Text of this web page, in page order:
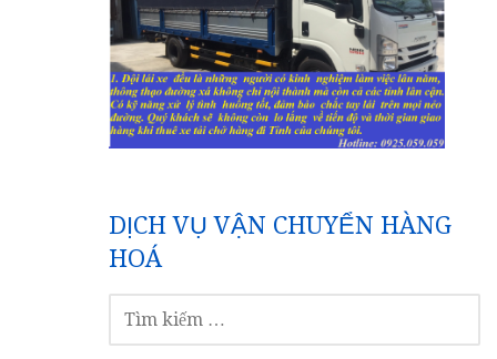
DỊCH VỤ VẬN CHUYỂN HÀNG
HOÁ
KIẾM